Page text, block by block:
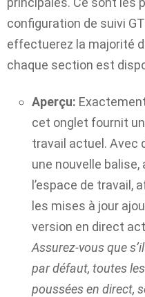
configuration de suivi
effectuerez la majorité
chaque section est
Aperçu:
cet onglet fournit un
travail actuel. Avec
une nouvelle
l’espace de travail,
les mises à jour
version en direct
Assurez-vous que
par défaut, toutes
poussées en direct,